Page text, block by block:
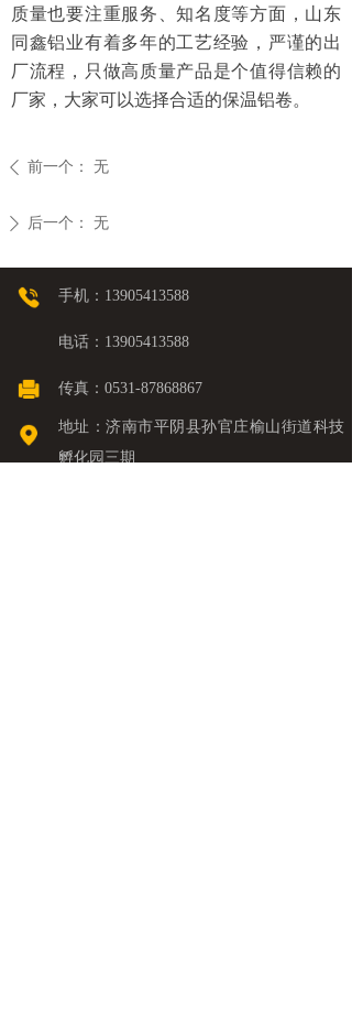
质量也要注重服务、知名度等方面，山东
同鑫铝业有着多年的工艺经验，严谨的出
厂流程，只做高质量产品是个值得信赖的
厂家，大家可以选择合适的保温铝卷。
ꄴ 前一个： 无
ꄲ 后一个： 无
手机：13905413588
电话：13905413588
传真：0531-87868867
地址：济南市平阴县孙官庄榆山街道科技
孵化园三期